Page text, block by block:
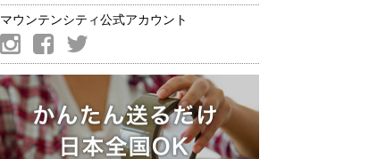
マウンテンシティ公式アカウント